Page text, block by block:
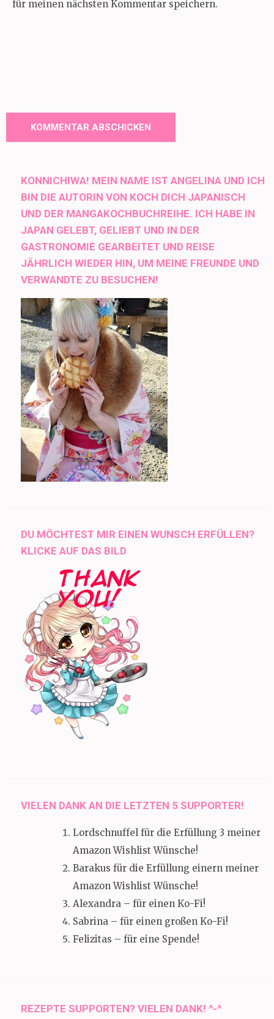
für meinen nächsten Kommentar speichern.
KONNICHIWA! MEIN NAME IST ANGELINA UND ICH
BIN DIE AUTORIN VON KOCH DICH JAPANISCH
UND DER MANGAKOCHBUCHREIHE. ICH HABE IN
JAPAN GELEBT, GELIEBT UND IN DER
GASTRONOMIE GEARBEITET UND REISE
JÄHRLICH WIEDER HIN, UM MEINE FREUNDE UND
VERWANDTE ZU BESUCHEN!
DU MÖCHTEST MIR EINEN WUNSCH ERFÜLLEN?
KLICKE AUF DAS BILD
VIELEN DANK AN DIE LETZTEN 5 SUPPORTER!
Lordschnuffel für die Erfüllung 3 meiner
Amazon Wishlist Wünsche!
Barakus für die Erfüllung einern meiner
Amazon Wishlist Wünsche!
Alexandra – für einen Ko-Fi!
Sabrina – für einen großen Ko-Fi!
Felizitas – für eine Spende!
REZEPTE SUPPORTEN? VIELEN DANK! ^-^